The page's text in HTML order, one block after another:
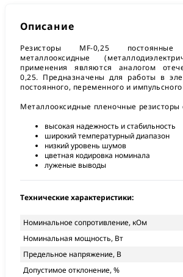
Описание
Резисторы MF-0,25 постоянные
металлооксидные
применения являются аналогом
0,25. Предназначены для работы в
постоянного, переменного и
Металлооксидные пленочные резисторы
высокая надежность и стабильность
широкий температурный диапазон
низкий уровень шумов
цветная кодировка номинала
луженые выводы
Технические характеристики:
Номинальное сопротивление, кОм
Номинальная мощность, Вт
Предельное напряжение, В
Допустимое отклонение, %